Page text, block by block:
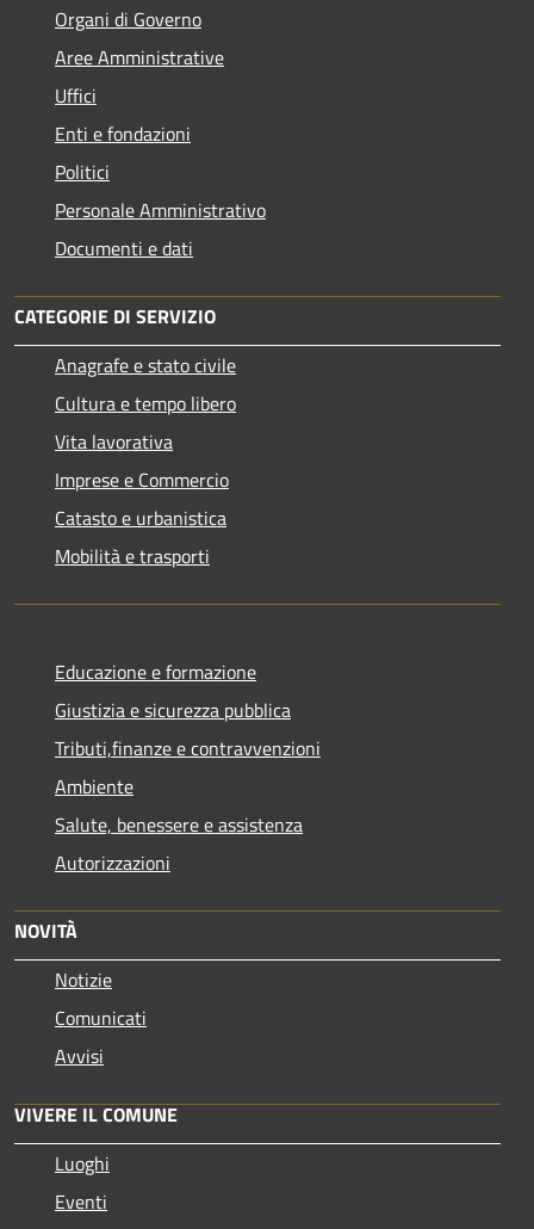
Organi di Governo
Aree Amministrative
Uffici
Enti e fondazioni
Politici
Personale Amministrativo
Documenti e dati
CATEGORIE DI SERVIZIO
Anagrafe e stato civile
Cultura e tempo libero
Vita lavorativa
Imprese e Commercio
Catasto e urbanistica
Mobilità e trasporti
Educazione e formazione
Giustizia e sicurezza pubblica
Tributi,finanze e contravvenzioni
Ambiente
Salute, benessere e assistenza
Autorizzazioni
NOVITÀ
Notizie
Comunicati
Avvisi
VIVERE IL COMUNE
Luoghi
Eventi